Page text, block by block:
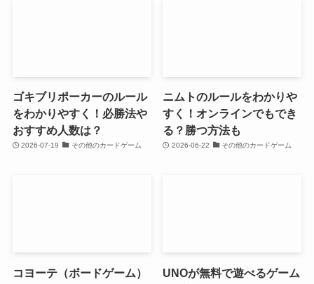
ゴキブリポーカーのルール
をわかりやすく！必勝法や
おすすめ人数は？
2026-07-19 その他のカードゲーム
ニムトのルールをわかりや
すく！オンラインでもでき
る？勝つ方法も
2026-06-22 その他のカードゲーム
コヨーテ（ボードゲーム）
UNOが無料で遊べるゲーム